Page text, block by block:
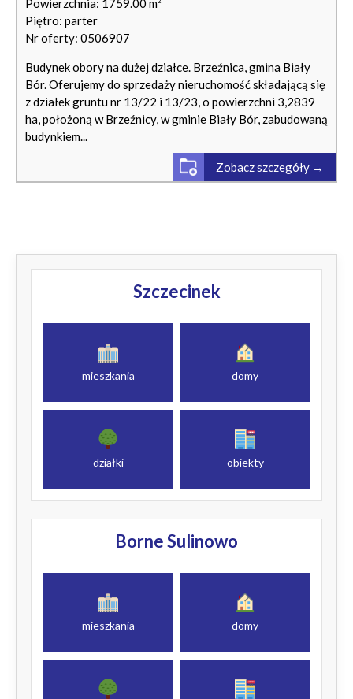
Powierzchnia: 1759.00 m
Piętro: parter
Nr oferty: 0506907
Budynek obory na dużej działce. Brzeźnica, gmina Biały
Bór. Oferujemy do sprzedaży nieruchomość składającą się
z działek gruntu nr 13/22 i 13/23, o powierzchni 3,2839
ha, położoną w Brzeźnicy, w gminie Biały Bór, zabudowaną
budynkiem...
Zobacz szczegóły →
Szczecinek
mieszkania domy
działki obiekty
Borne Sulinowo
mieszkania domy